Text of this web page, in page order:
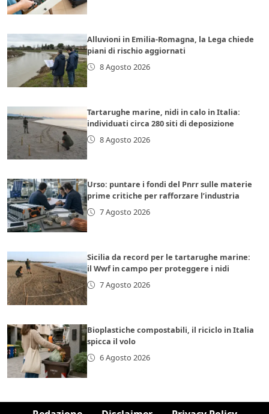
Alluvioni in Emilia-Romagna, la Lega chiede
piani di rischio aggiornati
8 Agosto 2026
Tartarughe marine, nidi in calo in Italia:
individuati circa 280 siti di deposizione
8 Agosto 2026
Urso: puntare i fondi del Pnrr sulle materie
prime critiche per rafforzare l’industria
7 Agosto 2026
Sicilia da record per le tartarughe marine:
il Wwf in campo per proteggere i nidi
7 Agosto 2026
Bioplastiche compostabili, il riciclo in Italia
spicca il volo
6 Agosto 2026